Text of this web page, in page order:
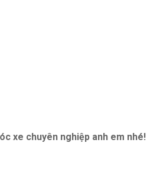
xe chuyên nghiệp anh em nhé!